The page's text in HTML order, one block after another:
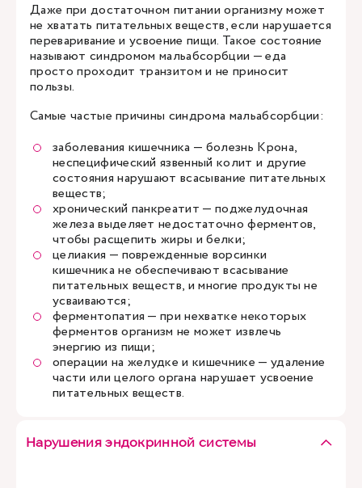
Даже при достаточном питании организму может
не хватать питательных веществ, если нарушается
переваривание и усвоение пищи. Такое состояние
называют синдромом мальабсорбции — еда
просто проходит транзитом и не приносит
пользы.
Самые частые причины синдрома мальабсорбции:
заболевания кишечника — болезнь Крона,
неспецифический язвенный колит и другие
состояния нарушают всасывание питательных
веществ;
хронический панкреатит — поджелудочная
железа выделяет недостаточно ферментов,
чтобы расщепить жиры и белки;
целиакия — поврежденные ворсинки
кишечника не обеспечивают всасывание
питательных веществ, и многие продукты не
усваиваются;
ферментопатия — при нехватке некоторых
ферментов организм не может извлечь
энергию из пищи;
операции на желудке и кишечнике — удаление
части или целого органа нарушает усвоение
питательных веществ.
Нарушения эндокринной системы